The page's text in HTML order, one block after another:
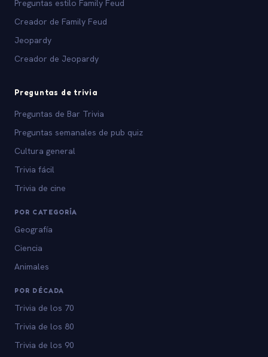
Preguntas estilo Family Feud
Creador de Family Feud
Jeopardy
Creador de Jeopardy
Preguntas de trivia
Preguntas de Bar Trivia
Preguntas semanales de pub quiz
Cultura general
Trivia fácil
Trivia de cine
POR CATEGORÍA
Geografía
Ciencia
Animales
POR DÉCADA
Trivia de los 70
Trivia de los 80
Trivia de los 90